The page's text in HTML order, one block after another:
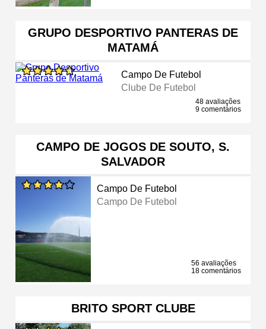
GRUPO DESPORTIVO PANTERAS DE
MATAMÁ
Campo De Futebol
Clube De Futebol
48 avaliações
9 comentários
CAMPO DE JOGOS DE SOUTO, S.
SALVADOR
Campo De Futebol
Campo De Futebol
56 avaliações
18 comentários
BRITO SPORT CLUBE